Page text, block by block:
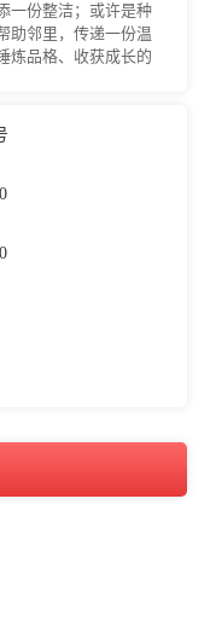
份整洁；或许是种
助邻里，传递一份温
炼品格、收获成长的